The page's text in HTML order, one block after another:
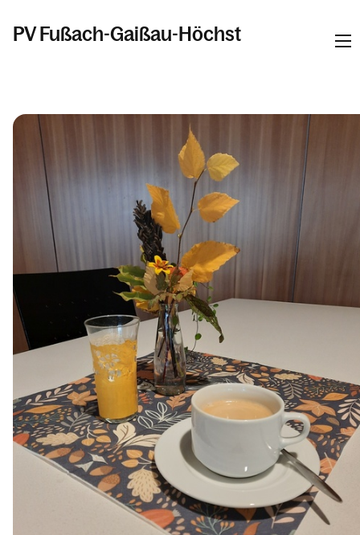
PV Fußach-Gaißau-Höchst
Kalender
Personen